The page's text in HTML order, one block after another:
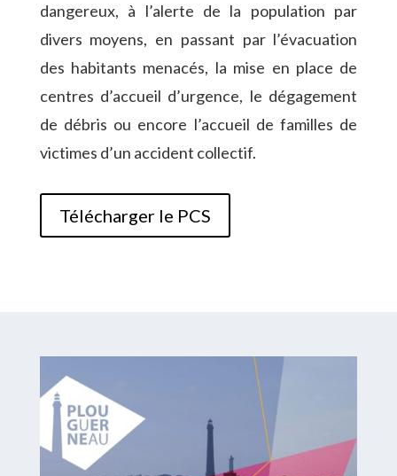
dangereux, à l’alerte de la population par
divers moyens, en passant par l’évacuation
des habitants menacés, la mise en place de
centres d’accueil d’urgence, le dégagement
de débris ou encore l’accueil de familles de
victimes d’un accident collectif.
Télécharger le PCS